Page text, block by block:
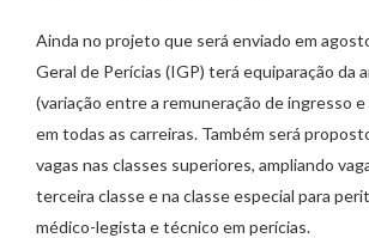
Ainda no projeto que será enviado em
Geral de Perícias (IGP) terá equiparação da
(variação entre a remuneração de ingresso e
em todas as carreiras. Também será
vagas nas classes superiores, ampliando
terceira classe e na classe especial para
médico-legista e técnico em perícias.